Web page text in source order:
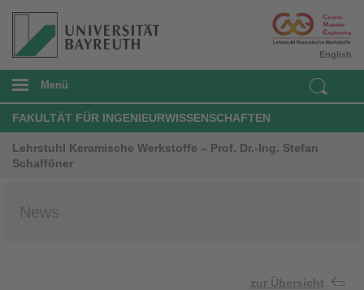
English
Menü
FAKULTÄT FÜR INGENIEURWISSENSCHAFTEN
Lehrstuhl Keramische Werkstoffe – Prof. Dr.-Ing. Stefan
Schafföner
News
zur Übersicht